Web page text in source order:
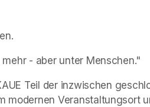
- aber unter Menschen."
Teil der inzwischen
modernen Veranstaltungsort